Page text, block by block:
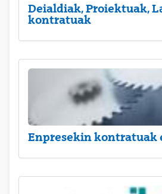
Deialdiak, Proiektuak,
kontratuak
Enpresekin kontratuak